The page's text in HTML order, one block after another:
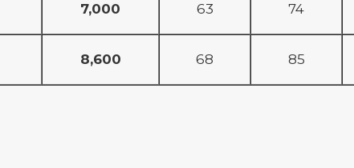
7,000 63 74
8,600 68 85